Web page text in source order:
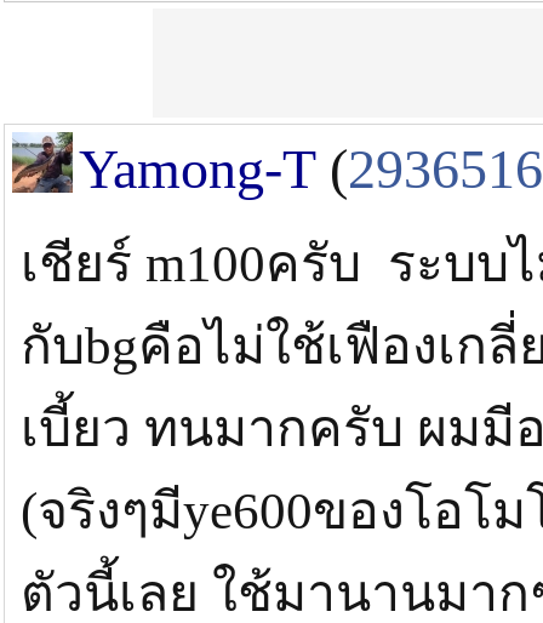
Yamong-T(2936516
เชียร์ m100ครับ ระบ
กับbgคือไม่ใช้เฟืองเก
เบี้ยว ทนมากครับ ผมมี
(จริงๆมีye600ของโอโ
ตัวนี้เลย ใช้มานานมาก